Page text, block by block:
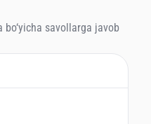
savollarga javob